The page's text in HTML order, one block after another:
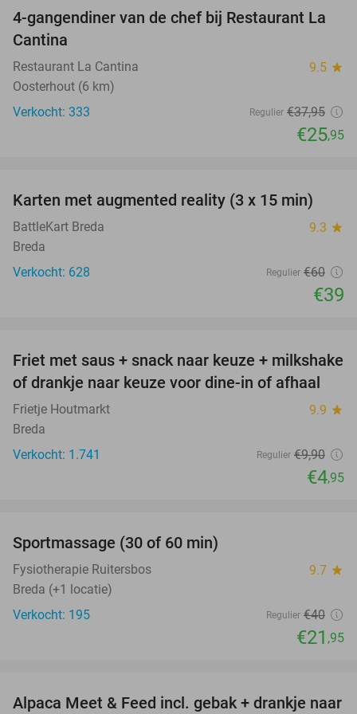
32%
4-gangendiner van de chef bij Restaurant La
Cantina
Restaurant La Cantina 9.5 star
Oosterhout (6 km)
Verkocht: 333
Regulier €37,95
€25,95
35%
Karten met augmented reality (3 x 15 min)
BattleKart Breda 9.3 star
Breda
Verkocht: 628
Regulier €60
€39
50%
Friet met saus + snack naar keuze + milkshake
of drankje naar keuze voor dine-in of afhaal
Frietje Houtmarkt 9.9 star
Breda
Verkocht: 1.741
Regulier €9,90
€4,95
Sportmassage (30 of 60 min)
Fysiotherapie Ruitersbos 9.7 star
Breda (+1 locatie)
Verkocht: 195
Regulier €40
€21 ,95
Alpaca Meet & Feed incl. gebak + drankje naar